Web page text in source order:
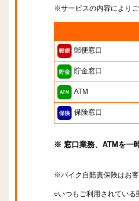
※サービスの内容により
郵便窓口
貯金窓口
ATM
保険窓口
※ 窓口業務、ATMを一
※バイク自賠責保険はお
○いつもご利用されてい